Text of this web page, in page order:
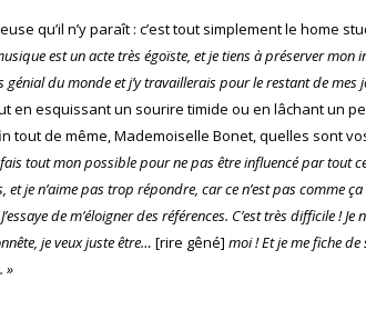
qu’il n’y paraît : c’est tout simplement le home
est un acte très égoïste, et je tiens à préserver mon
du monde et j’y travaillerais pour le restant de mes
en esquissant un sourire timide ou en lâchant un
tout de même, Mademoiselle Bonet, quelles sont
fais tout mon possible pour ne pas être influencé par tout
je n’aime pas trop répondre, car ce n’est pas comme ça
de m’éloigner des références. C’est très difficile ! Je
je veux juste être… [rire gêné] moi ! Et je me fiche
»